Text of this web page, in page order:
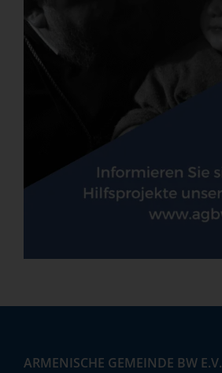
ARMENISCHE GEMEINDE BW E.V.